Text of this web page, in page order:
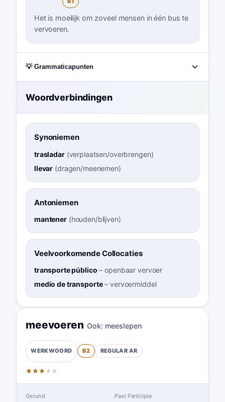
Het is moeilijk om zoveel mensen in één bus te
vervoeren.
💡 Grammaticapunten
Woordverbindingen
Synoniemen
trasladar(verplaatsen/overbrengen)
llevar (dragen/meenemen)
Antoniemen
mantener(houden/blijven)
Veelvoorkomende Collocaties
transporte público –openbaar vervoer
medio de transporte–vervoermiddel
meevoeren Ook: meeslepen
WERKWOORD B2 REGULAR AR
★★★ ★ ★
Gerund Past Participle